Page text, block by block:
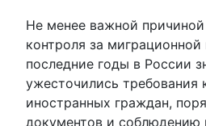
Не менее важной
контроля за миграционной
последние годы в России
ужесточились требования
иностранных граждан,
документов и соблюдению